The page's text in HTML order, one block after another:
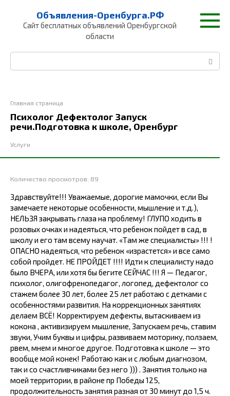
контенту
Объявления-Оренбурга.РФ
Сайт бесплатных объявлений Оренбургской
области
Главная страница
Психолог Дефектолог Запуск
речи.Подготовка к школе, Оренбург
Услуги
Количество просмотров: 89
Здравствуйте!!! Уважаемые, дорогие мамочки, если Вы
замечаете некоторые особенности, мышление и т.д.),
НЕЛЬЗЯ закрывать глаза на проблему! ГЛУПО ходить в
розовых очках и надеяться, что ребенок пойдет в сад, в
школу и его там всему научат. «Там же специалисты» !!! !
ОПАСНО надеяться, что ребенок «израстется» и все само
собой пройдет. НЕ ПРОЙДЕТ !!!! Идти к специалисту надо
было ВЧЕРА, или хотя бы бегите СЕЙЧАС !!! Я — Педагог,
психолог, олигофренопедагог, логопед, дефектолог со
стажем более 30 лет, более 25 лет работаю с детками с
особенностями развития. На коррекционных занятиях
делаем ВСЁ! Корректируем дефекты, вытаскиваем из
кокона , активизируем мышление, Запускаем речь, ставим
звуки, Учим буквы и цифры, развиваем моторику, ползаем,
рвем, мнем и многое другое. Подготовка к школе — это
вообще мой конек! Работаю как и с любым диагнозом,
так и со счастливчиками без него ))) . Занятия только на
моей территории, в районе пр Победы 125,
продолжительность занятия разная от 30 минут до 1,5 ч.